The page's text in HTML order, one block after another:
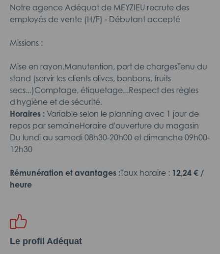
Notre agence Adéquat de MEYZIEU recrute des
employés de vente (H/F) - Débutant accepté
Missions :
Mise en rayon,Manutention, port de chargesTenu du
stand (servir les clients olives, bonbons, fruits
secs...)Comptage, étiquetage...Respect des règles
d'hygiène et de sécurité.
Horaires : Variable selon le planning avec 1 jour de
repos par semaineHoraire d'ouverture du magasin
Du lundi au samedi 08h30-20h00 et dimanche 09h00-
12h30
Rémunération et avantages :Taux horaire : 12,24 € /
heure
Le profil Adéquat